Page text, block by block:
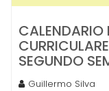
CALENDARIO
SEGUNDO
Guillermo Silva